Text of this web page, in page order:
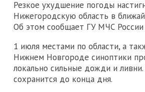
Резкое ухудшение погоды
Нижегородскую область в
Об этом сообщает ГУ МЧС России
1 июля местами по области, а
Нижнем Новгороде синоптики
локально сильные дожди и
сохранится до конца дня.